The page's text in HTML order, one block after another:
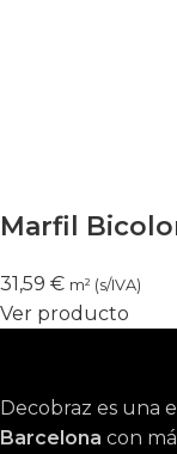
Marfil
31,59 € m² (s/IVA)
Ver producto
Decobraz es una
Barcelona con